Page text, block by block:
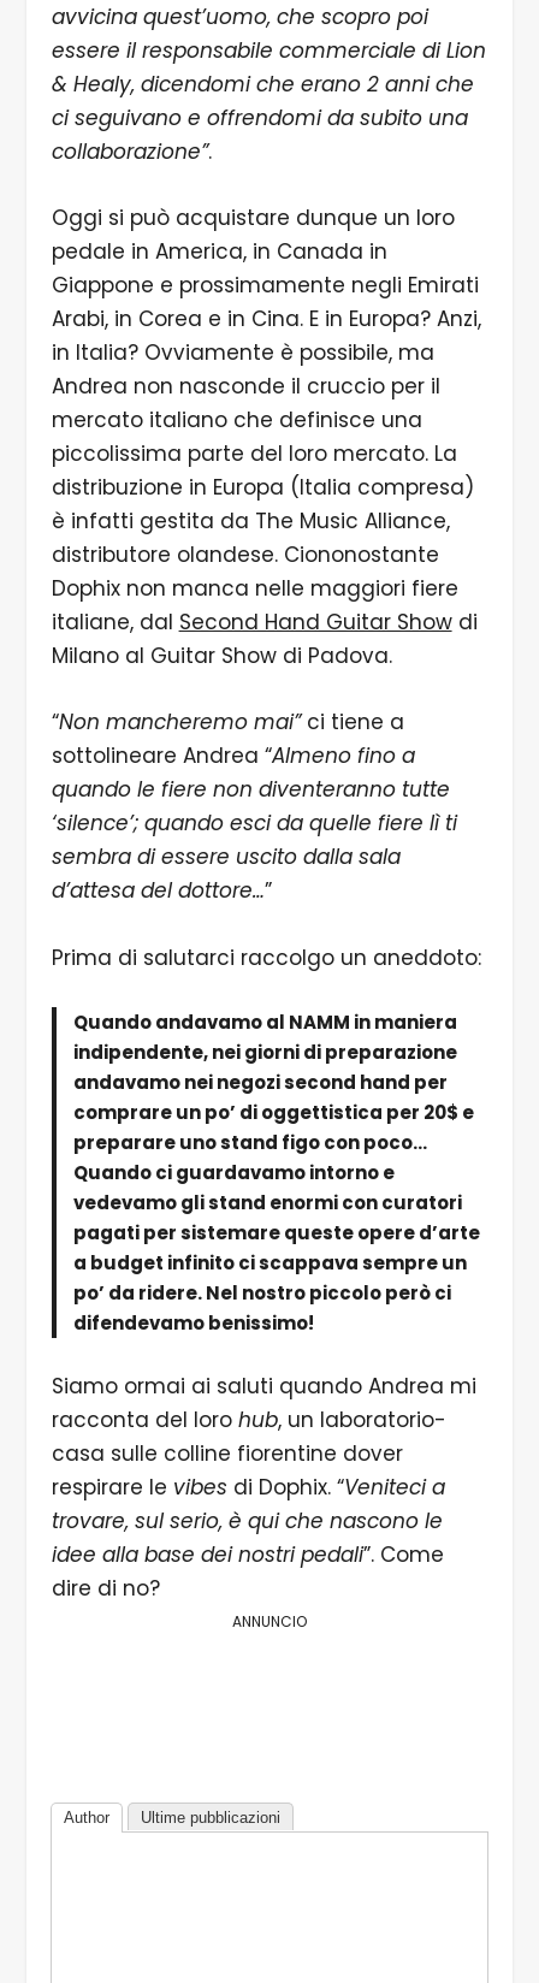
avvicina quest’uomo, che scopro poi
essere il responsabile commerciale di Lion
& Healy, dicendomi che erano 2 anni che
ci seguivano e offrendomi da subito una
collaborazione”.
Oggi si può acquistare dunque un loro
pedale in America, in Canada in
Giappone e prossimamente negli Emirati
Arabi, in Corea e in Cina. E in Europa? Anzi,
in Italia? Ovviamente è possibile, ma
Andrea non nasconde il cruccio per il
mercato italiano che definisce una
piccolissima parte del loro mercato. La
distribuzione in Europa (Italia compresa)
è infatti gestita da The Music Alliance,
distributore olandese. Ciononostante
Dophix non manca nelle maggiori fiere
italiane, dal Second Hand Guitar Showdi
Milano al Guitar Show di Padova.
“Non mancheremo mai”ci tiene a
sottolineare Andrea “Almeno fino a
quando le fiere non diventeranno tutte
‘silence’; quando esci da quelle fiere lì ti
sembra di essere uscito dalla sala
d’attesa del dottore…”
Prima di salutarci raccolgo un aneddoto:
Quando andavamo al NAMM in maniera
indipendente, nei giorni di preparazione
andavamo nei negozi second hand per
comprare un po’ di oggettistica per 20$ e
preparare uno stand figo con poco…
Quando ci guardavamo intorno e
vedevamo gli stand enormi con curatori
pagati per sistemare queste opere d’arte
a budget infinito ci scappava sempre un
po’ da ridere. Nel nostro piccolo però ci
difendevamo benissimo!
Siamo ormai ai saluti quando Andrea mi
racconta del loro hub, un laboratorio-
casa sulle colline fiorentine dover
respirare le vibes di Dophix. “Veniteci a
trovare, sul serio, è qui che nascono le
idee alla base dei nostri pedali”. Come
dire di no?
ANNUNCIO
Author Ultime pubblicazioni